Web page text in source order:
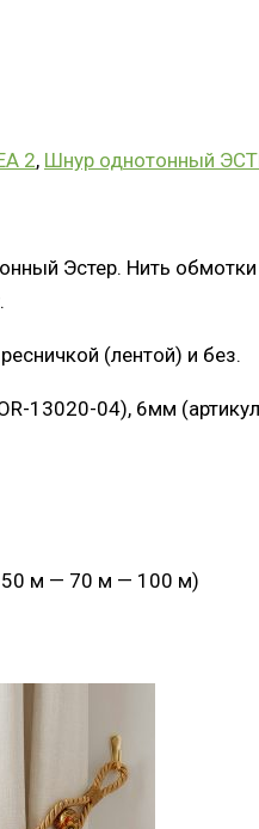
2, Шнур однотонный
Эстер. Нить
(лентой) и без.
13020-04), 6мм
м — 70 м — 100 м)